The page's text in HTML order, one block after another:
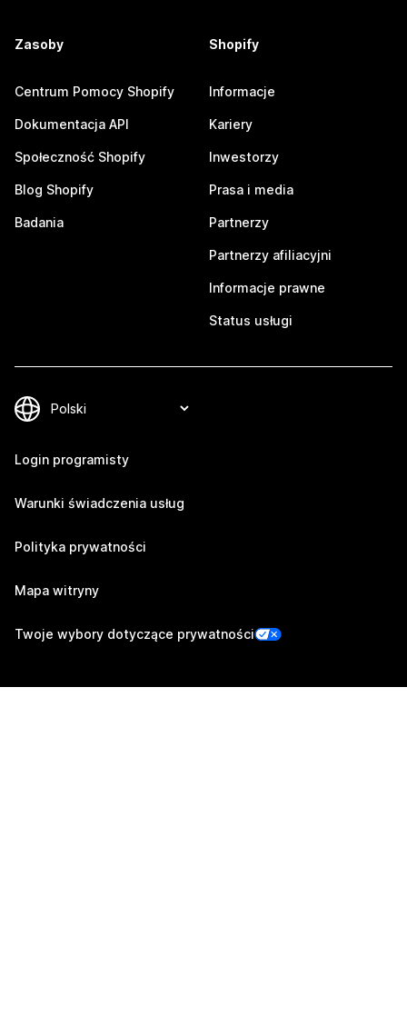
Zasoby
Centrum Pomocy Shopify
Dokumentacja API
Społeczność Shopify
Blog Shopify
Badania
Shopify
Informacje
Kariery
Inwestorzy
Prasa i media
Partnerzy
Partnerzy afiliacyjni
Informacje prawne
Status usługi
Login programisty
Warunki świadczenia usług
Polityka prywatności
Mapa witryny
Twoje wybory dotyczące prywatności